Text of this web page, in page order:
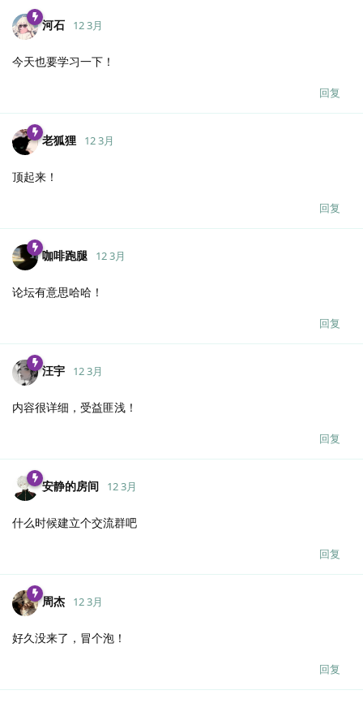
河石 12 3月
今天也要学习一下！
回复
老狐狸 12 3月
顶起来！
回复
咖啡跑腿 12 3月
论坛有意思哈哈！
回复
汪宇 12 3月
内容很详细，受益匪浅！
回复
安静的房间 12 3月
什么时候建立个交流群吧
回复
周杰 12 3月
好久没来了，冒个泡！
回复